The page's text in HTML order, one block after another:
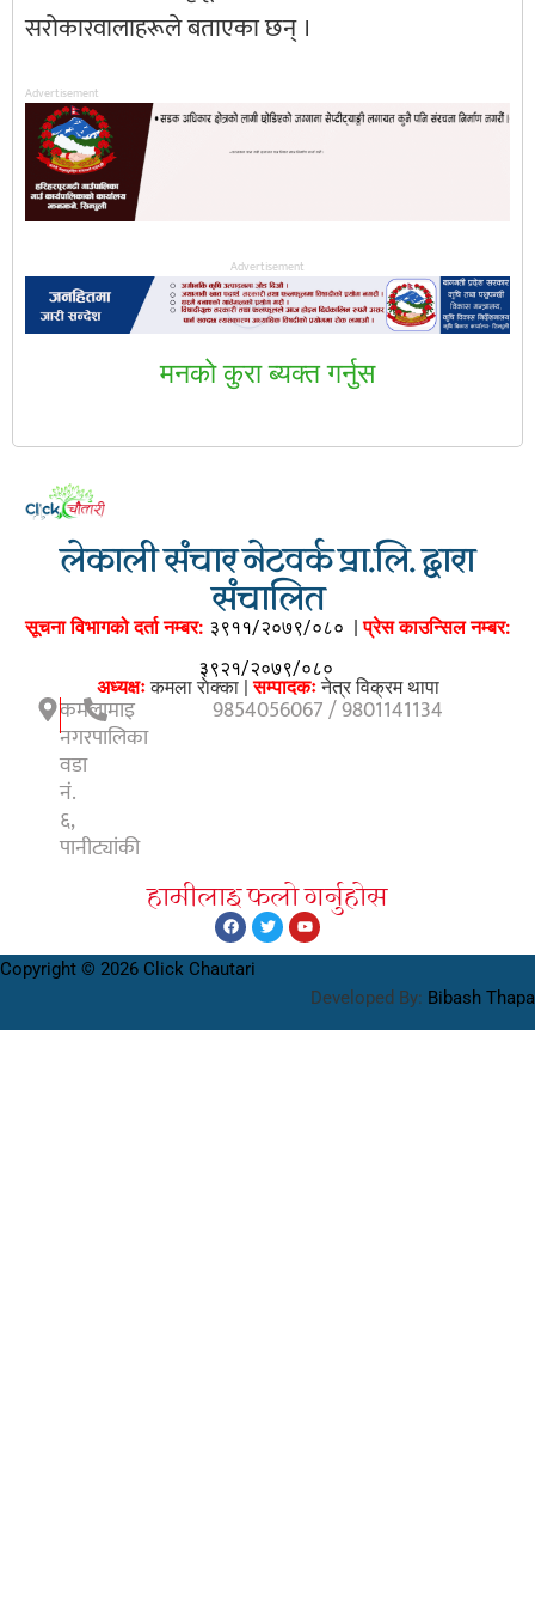
सरोकारवालाहरूले बताएका छन् ।
Advertisement
Advertisement
मनकाे कुरा ब्यक्त गर्नुस
लेकाली संचार नेटवर्क प्रा.लि. द्वारा
संचालित
सूचना विभागको दर्ता नम्बर: ३९११/२०७९/०८० |प्रेस काउन्सिल नम्बर:
३९२१/२०७९/०८०
अध्यक्षःकमला राेक्का |सम्पादकःनेत्र विक्रम थापा
कमलामाइ
नगरपालिका
वडा
नं.
६,
पानीट्यांकी
9854056067 / 9801141134
हामीलाइ फलाे गर्नुहाेस
Copyright © 2026 Click Chautari
Developed By: Bibash Thapa